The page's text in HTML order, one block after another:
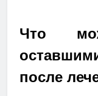
Что
после